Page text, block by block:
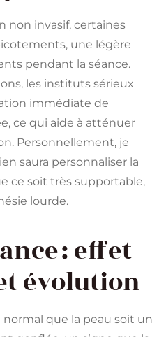
non invasif, certaines
une légère
pendant la séance.
les instituts sérieux
immédiate de
ce qui aide à atténuer
Personnellement, je
saura personnaliser la
ce soit très supportable,
lourde.
: effet
évolution
normal que la peau soit un